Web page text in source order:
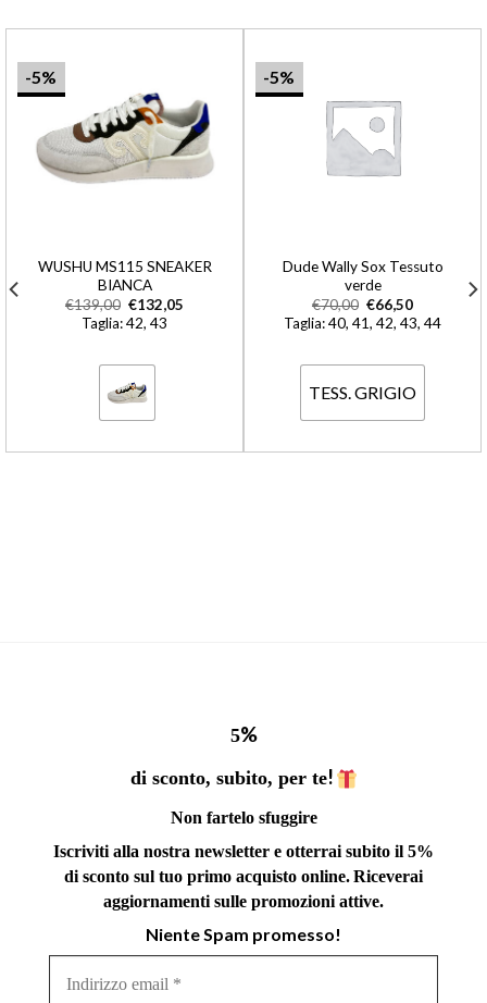
-5%
WUSHU MS115 SNEAKER
BIANCA
€139,00 €132,05
Taglia: 42, 43
-5%
Dude Wally Sox Tessuto
verde
€70,00 €66,50
Taglia: 40, 41, 42, 43, 44
TESS. GRIGIO
5%
di sconto, subito, per te!
Non fartelo sfuggire
Iscriviti alla nostra newsletter e otterrai subito il 5%
di sconto sul tuo primo acquisto online.Riceverai
aggiornamenti sulle promozioni attive.
Niente Spam promesso!
email